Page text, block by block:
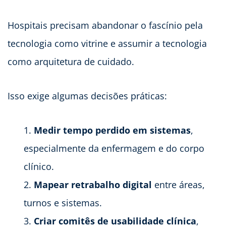
Hospitais precisam abandonar o fascínio pela
tecnologia como vitrine e assumir a tecnologia
como arquitetura de cuidado.
Isso exige algumas decisões práticas:
Medir tempo perdido em sistemas,
especialmente da enfermagem e do corpo
clínico.
Mapear retrabalho digital entre áreas,
turnos e sistemas.
Criar comitês de usabilidade clínica,